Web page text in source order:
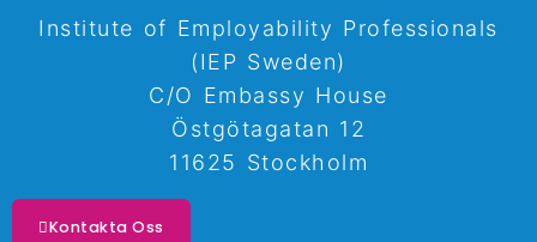
Institute of Employability Professionals
(IEP Sweden)
C/O Embassy House
Östgötagatan 12
11625 Stockholm
Kontakta Oss